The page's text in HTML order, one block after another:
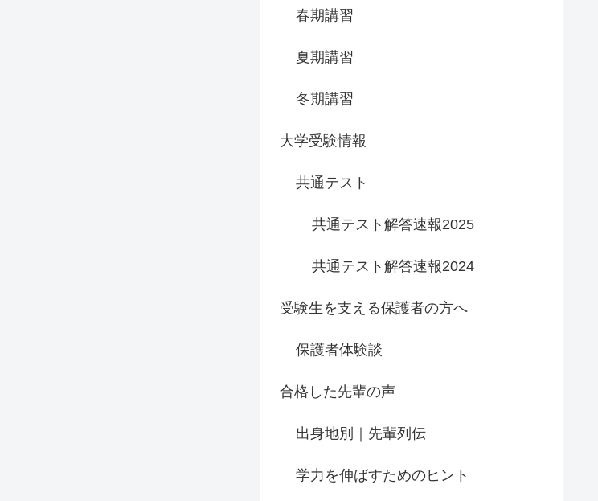
春期講習
夏期講習
冬期講習
大学受験情報
共通テスト
共通テスト解答速報2025
共通テスト解答速報2024
受験生を支える保護者の方へ
保護者体験談
合格した先輩の声
出身地別｜先輩列伝
学力を伸ばすためのヒント